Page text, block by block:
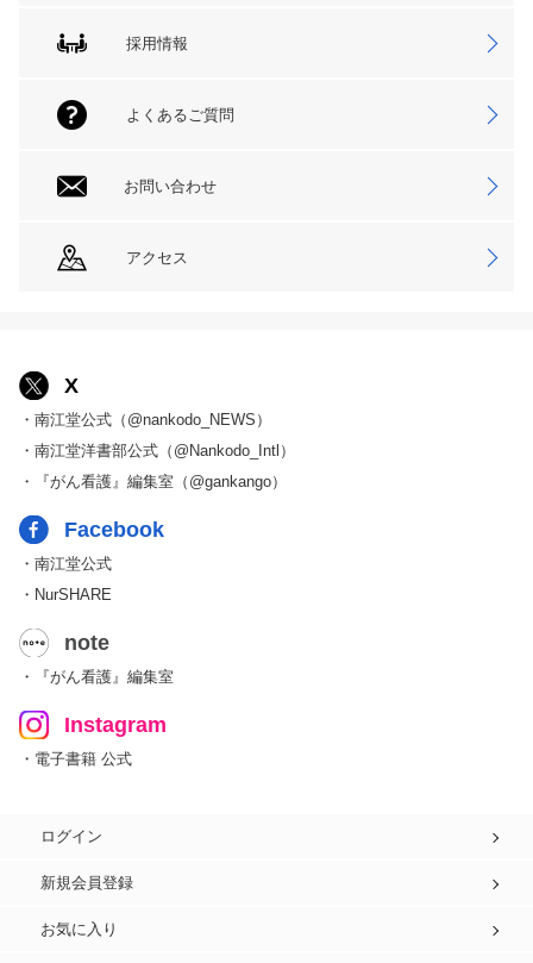
採用情報
よくあるご質問
お問い合わせ
アクセス
X
・南江堂公式（@nankodo_NEWS）
・南江堂洋書部公式（@Nankodo_Intl）
・『がん看護』編集室（@gankango）
Facebook
・南江堂公式
・NurSHARE
note
・『がん看護』編集室
Instagram
・電子書籍 公式
ログイン
新規会員登録
お気に入り